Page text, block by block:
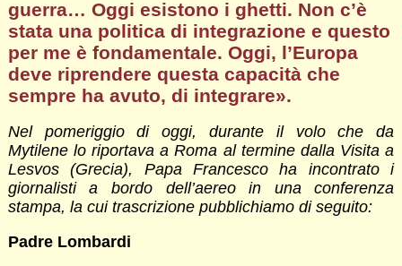
guerra… Oggi esistono i ghetti. Non c’è
stata una politica di integrazione e questo
per me è fondamentale. Oggi, l’Europa
deve riprendere questa capacità che
sempre ha avuto, di integrare».
Nel pomeriggio di oggi, durante il volo che da
Mytilene lo riportava a Roma al termine dalla Visita a
Lesvos (Grecia), Papa Francesco ha incontrato i
giornalisti a bordo dell’aereo in una conferenza
stampa, la cui trascrizione pubblichiamo di seguito:
Padre Lombardi